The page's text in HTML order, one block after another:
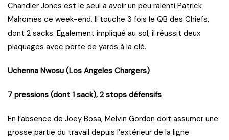
Chandler Jones est le seul a avoir un peu ralenti Patrick
Mahomes ce week-end. Il touche 3 fois le QB des Chiefs,
dont 2 sacks. Egalement impliqué au sol, il réussit deux
plaquages avec perte de yards à la clé.
Uchenna Nwosu (Los Angeles Chargers)
7 pressions (dont 1 sack), 2 stops défensifs
En l’absence de Joey Bosa, Melvin Gordon doit assumer une
grosse partie du travail depuis l’extérieur de la ligne